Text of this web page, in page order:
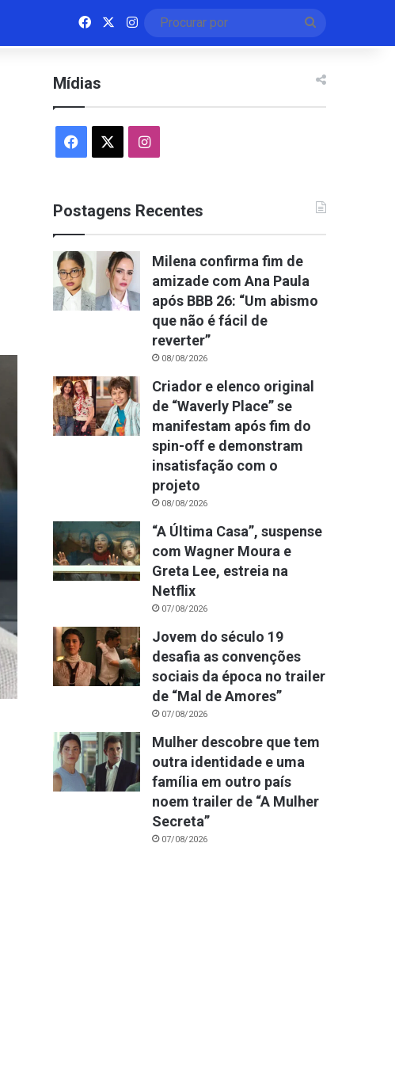
FacebookInstagram
por
Mídias
Facebook Instagram
Postagens Recentes
Milena confirma fim de
amizade com Ana Paula
após BBB 26: “Um abismo
que não é fácil de
reverter”
08/08/2026
Criador e elenco original
de “Waverly Place” se
manifestam após fim do
spin-off e demonstram
insatisfação com o
projeto
08/08/2026
“A Última Casa”, suspense
com Wagner Moura e
Greta Lee, estreia na
Netflix
07/08/2026
Jovem do século 19
desafia as convenções
sociais da época no trailer
de “Mal de Amores”
07/08/2026
Mulher descobre que tem
outra identidade e uma
família em outro país
noem trailer de “A Mulher
Secreta”
07/08/2026